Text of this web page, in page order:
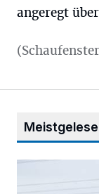
angeregt
Deutsche